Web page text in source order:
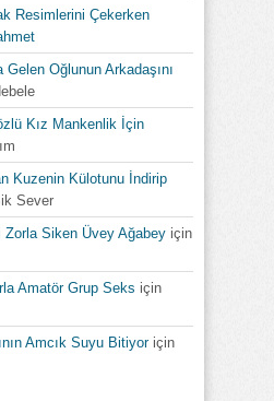
Resimlerini Çekerken
Oğlunun Arkadaşını
Kız Mankenlik İçin
Kuzenin Külotunu İndirip
Sever
Zorla Siken Üvey Ağabey için
Amatör Grup Seks için
Amcık Suyu Bitiyoriçin